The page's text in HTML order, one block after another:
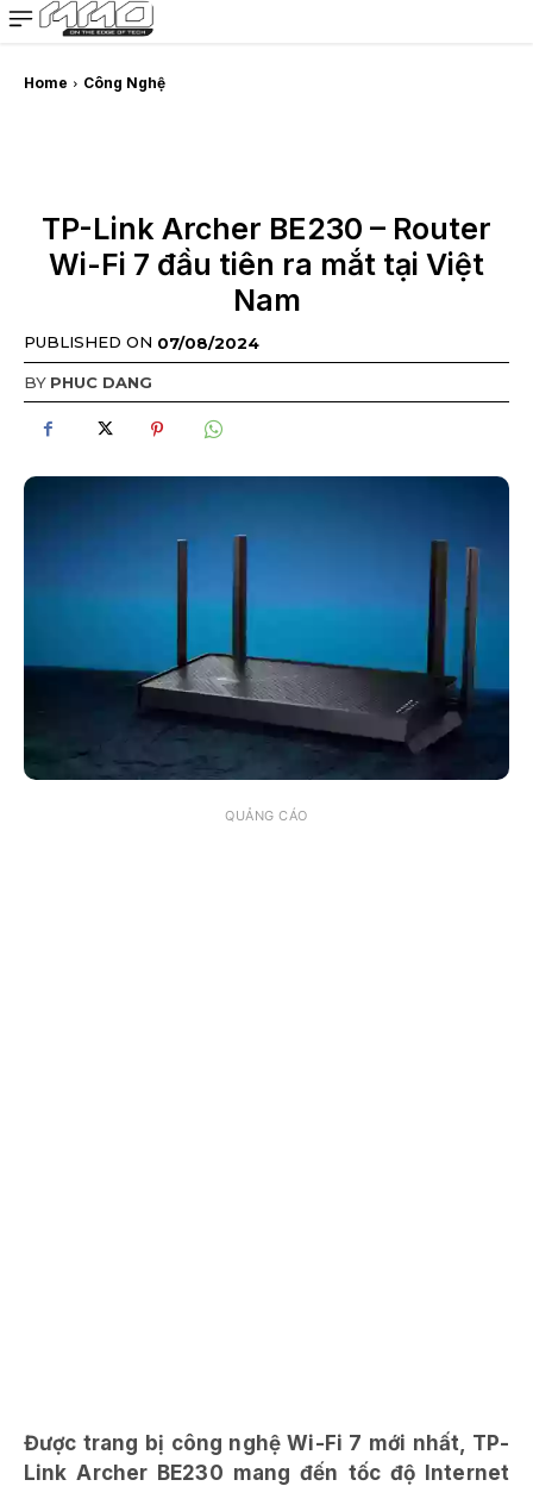
MMOSITE - Thông tin công nghệ
Bài viết nổi bật
Home Công Nghệ
TP-Link Archer BE230 – Router
Wi-Fi 7 đầu tiên ra mắt tại Việt
Nam
PUBLISHED ON 07/08/2024
BY PHUC DANG
QUẢNG CÁO
Được trang bị công nghệ Wi-Fi 7 mới nhất, TP-
Link Archer BE230 mang đến tốc độ Internet